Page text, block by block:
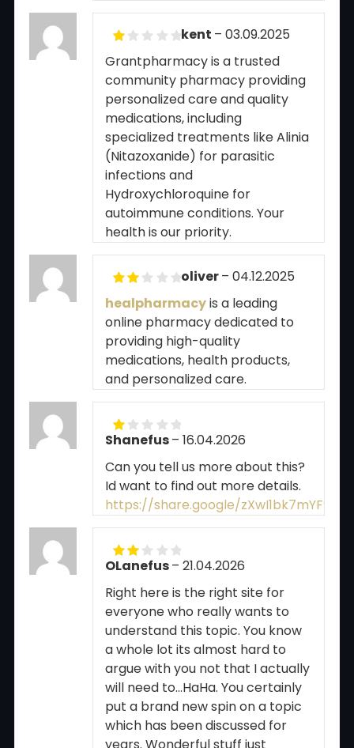
Rated
1
out
5
kent – 03.09.2025
Grantpharmacy is a trusted
community pharmacy providing
personalized care and quality
medications, including
specialized treatments like Alinia
(Nitazoxanide) for parasitic
infections and
Hydroxychloroquine for
autoimmune conditions. Your
health is our priority.
Rated
2out
of 5
oliver– 04.12.2025
healpharmacyis a leading
online pharmacy dedicated to
providing high-quality
medications, health products,
and personalized care.
Rated
out
of
5
Shanefus– 16.04.2026
Can you tell us more about this?
Id want to find out more details.
https://share.google/
Rated
of 5
OLanefus– 21.04.2026
Right here is the right site for
everyone who really wants to
understand this topic. You know
a whole lot its almost hard to
argue with you not that I actually
will need to…HaHa. You certainly
put a brand new spin on a topic
which has been discussed for
years. Wonderful stuff just